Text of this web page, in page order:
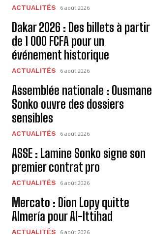
ACTUALITÉS 6 août 2026
Dakar 2026 : Des billets à partir
de 1 000 FCFA pour un
événement historique
ACTUALITÉS 6 août 2026
Assemblée nationale : Ousmane
Sonko ouvre des dossiers
sensibles
ACTUALITÉS 6 août 2026
ASSE : Lamine Sonko signe son
premier contrat pro
ACTUALITÉS 6 août 2026
Mercato : Dion Lopy quitte
Almería pour Al-Ittihad
ACTUALITÉS 6 août 2026